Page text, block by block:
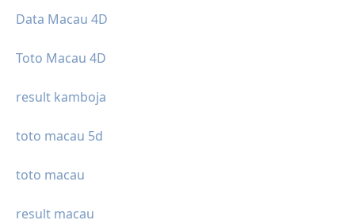
Data Macau 4D
Toto Macau 4D
result kamboja
toto macau 5d
toto macau
result macau